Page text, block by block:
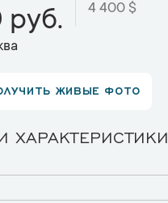
руб. 4 400 $
ЖИВЫЕ ФОТО
ХАРАКТЕРИСТИКИ